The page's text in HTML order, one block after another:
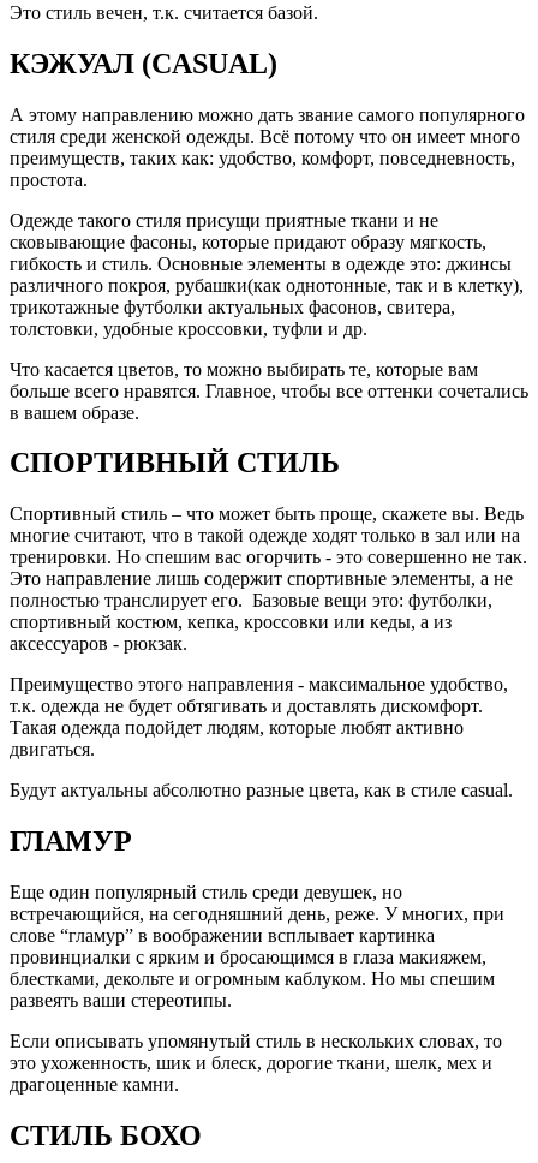
Это стиль вечен, т.к. считается базой.
КЭЖУАЛ (CASUAL)
А этому направлению можно дать звание самого популярного
стиля среди женской одежды. Всё потому что он имеет много
преимуществ, таких как: удобство, комфорт, повседневность,
простота.
Одежде такого стиля присущи приятные ткани и не
сковывающие фасоны, которые придают образу мягкость,
гибкость и стиль. Основные элементы в одежде это: джинсы
различного покроя, рубашки(как однотонные, так и в клетку),
трикотажные футболки актуальных фасонов, свитера,
толстовки, удобные кроссовки, туфли и др.
Что касается цветов, то можно выбирать те, которые вам
больше всего нравятся. Главное, чтобы все оттенки сочетались
в вашем образе.
СПОРТИВНЫЙ СТИЛЬ
Спортивный стиль – что может быть проще, скажете вы. Ведь
многие считают, что в такой одежде ходят только в зал или на
тренировки. Но спешим вас огорчить - это совершенно не так.
Это направление лишь содержит спортивные элементы, а не
полностью транслирует его. Базовые вещи это: футболки,
спортивный костюм, кепка, кроссовки или кеды, а из
аксессуаров - рюкзак.
Преимущество этого направления - максимальное удобство,
т.к. одежда не будет обтягивать и доставлять дискомфорт.
Такая одежда подойдет людям, которые любят активно
двигаться.
Будут актуальны абсолютно разные цвета, как в стиле casual.
ГЛАМУР
Еще один популярный стиль среди девушек, но
встречающийся, на сегодняшний день, реже. У многих, при
слове “гламур” в воображении всплывает картинка
провинциалки с ярким и бросающимся в глаза макияжем,
блестками, декольте и огромным каблуком. Но мы спешим
развеять ваши стереотипы.
Если описывать упомянутый стиль в нескольких словах, то
это ухоженность, шик и блеск, дорогие ткани, шелк, мех и
драгоценные камни.
СТИЛЬ БОХО